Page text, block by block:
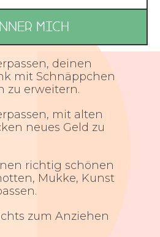
deinen
mit Schnäppchen
zu erweitern.
mit alten
neues Geld zu
richtig schönen
Mukke, Kunst
zum Anziehen